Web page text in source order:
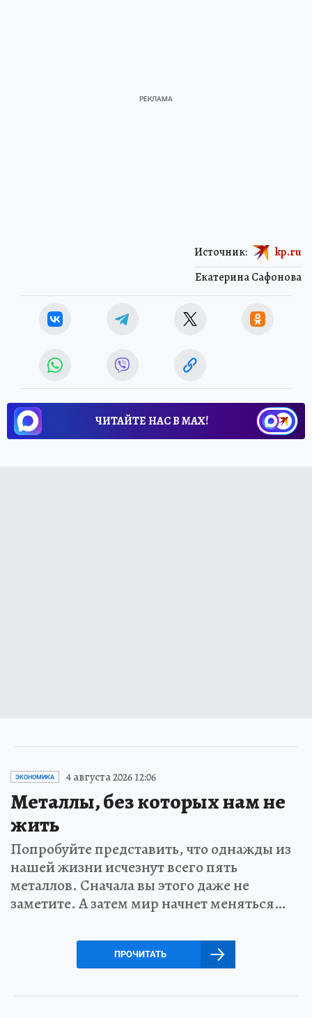
Екатерина Сафонова
Источник: kp.ru
ЧИТАЙТЕ НАС В МАХ!
ЭКОНОМИКА 4 августа 2026 12:06
Металлы, без которых нам не
жить
Попробуйте представить, что однажды из
нашей жизни исчезнут всего пять
металлов. Сначала вы этого даже не
заметите. А затем мир начнет меняться…
ПРОЧИТАТЬ